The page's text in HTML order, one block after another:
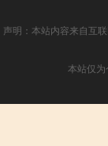
声明：本站内容来自互
本站仅